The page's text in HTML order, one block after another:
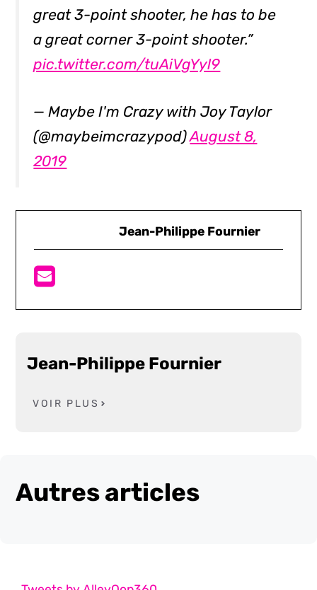
great 3-point shooter, he has to be
a great corner 3-point shooter.”
pic.twitter.com/tuAiVgYyl9
— Maybe I'm Crazy with Joy Taylor
(@maybeimcrazypod)August 8,
2019
Jean-Philippe Fournier
Jean-Philippe Fournier
VOIR PLUS
Autres articles